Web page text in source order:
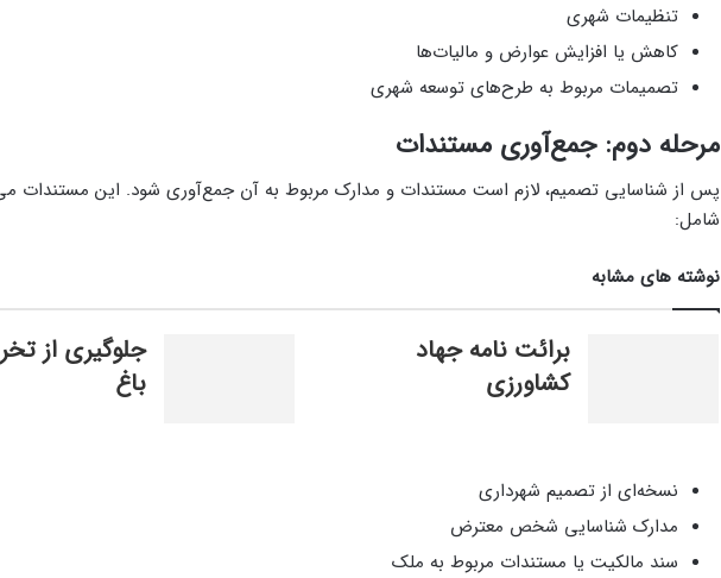
تنظیمات شهری
کاهش یا افزایش عوارض و مالیات‌ها
تصمیمات مربوط به طرح‌های توسعه شهری
مرحله دوم: جمع‌آوری مستندات
پس از شناسایی تصمیم، لازم است مستندات و مدارک مربوط به آن جمع‌آوری شود. این مستندات
شامل:
نوشته های مشابه
برائت نامه جهاد
کشاورزی
جلوگیری از
باغ
نسخه‌ای از تصمیم شهرداری
مدارک شناسایی شخص معترض
سند مالکیت یا مستندات مربوط به ملک